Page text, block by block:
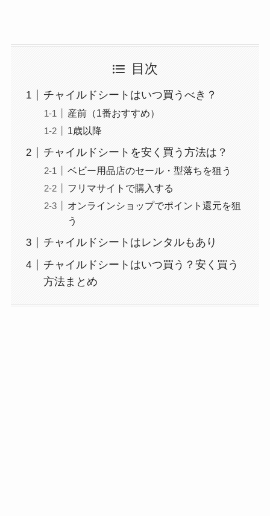
目次
チャイルドシートはいつ買うべき？
産前（1番おすすめ）
1歳以降
チャイルドシートを安く買う方法は？
ベビー用品店のセール・型落ちを狙う
フリマサイトで購入する
オンラインショップでポイント還元を狙
う
チャイルドシートはレンタルもあり
チャイルドシートはいつ買う？安く買う
方法まとめ